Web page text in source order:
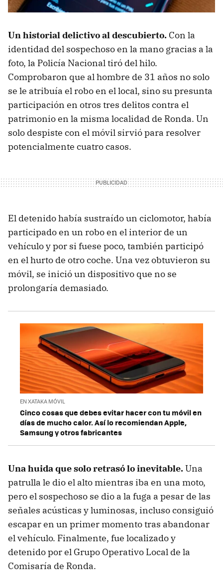
Un historial delictivo al descubierto. Con la
identidad del sospechoso en la mano gracias a la
foto, la Policía Nacional tiró del hilo.
Comprobaron que al hombre de 31 años no solo
se le atribuía el robo en el local, sino su presunta
participación en otros tres delitos contra el
patrimonio en la misma localidad de Ronda. Un
solo despiste con el móvil sirvió para resolver
potencialmente cuatro casos.
El detenido había sustraído un ciclomotor, había
participado en un robo en el interior de un
vehículo y por si fuese poco, también participó
en el hurto de otro coche. Una vez obtuvieron su
móvil, se inició un dispositivo que no se
prolongaría demasiado.
EN XATAKA MÓVIL
Cinco cosas que debes evitar hacer con tu móvil en
días de mucho calor. Así lo recomiendan Apple,
Samsung y otros fabricantes
Una huida que solo retrasó lo inevitable.Una
patrulla le dio el alto mientras iba en una moto,
pero el sospechoso se dio a la fuga a pesar de las
señales acústicas y luminosas, incluso consiguió
escapar en un primer momento tras abandonar
el vehículo. Finalmente, fue localizado y
detenido por el Grupo Operativo Local de la
Comisaría de Ronda.